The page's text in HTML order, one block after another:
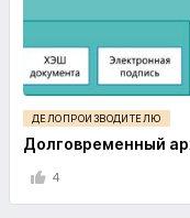
ДЕЛОПРОИЗВОДИТЕЛЮ
Долговременный
4